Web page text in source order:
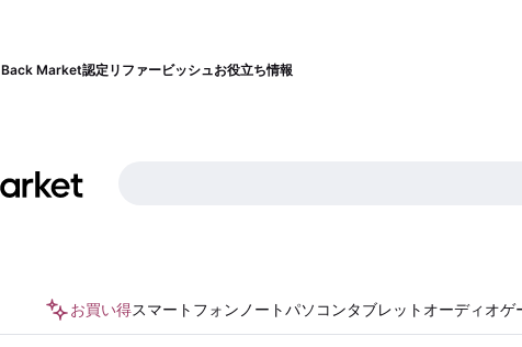
Back Market認定リファービッシュお役立ち情報
お買い得スマートフォン ノートパソコンタブレット オーディオゲ